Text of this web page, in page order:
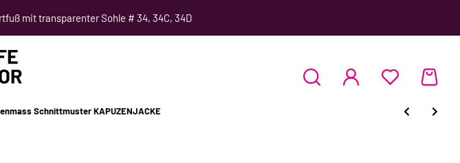
mit transparenter Sohle # 34, 34C, 34D
Schnittmuster KAPUZENJACKE